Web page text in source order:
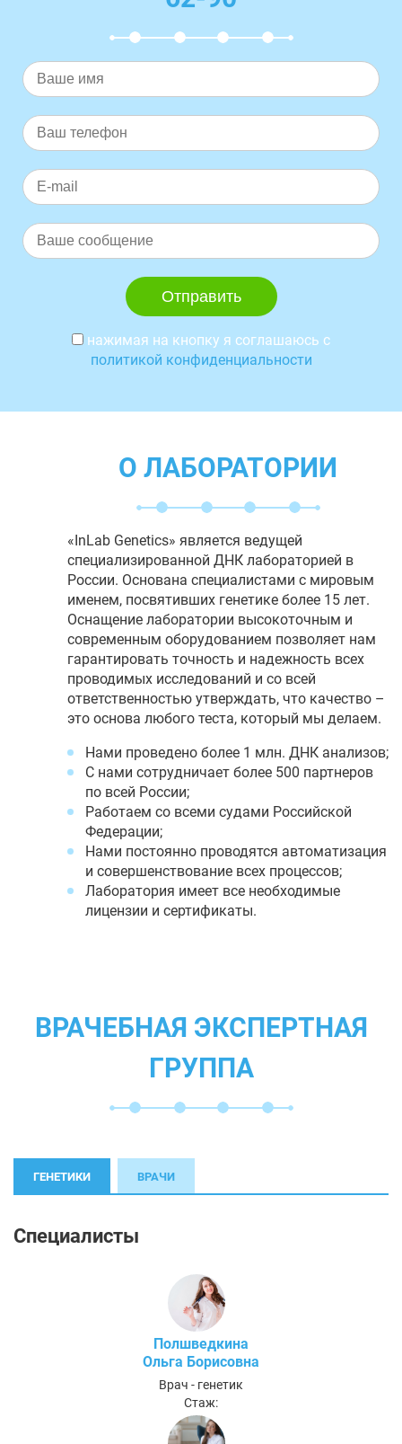
нажимая на кнопку я соглашаюсь с
политикой конфиденциальности
О ЛАБОРАТОРИИ
«InLab Genetics» является ведущей
специализированной ДНК лабораторией в
России. Основана специалистами с мировым
именем, посвятивших генетике более 15 лет.
Оснащение лаборатории высокоточным и
современным оборудованием позволяет нам
гарантировать точность и надежность всех
проводимых исследований и со всей
ответственностью утверждать, что качество –
это основа любого теста, который мы делаем.
Нами проведено более 1 млн. ДНК анализов;
С нами сотрудничает более 500 партнеров
по всей России;
Работаем со всеми судами Российской
Федерации;
Нами постоянно проводятся автоматизация
и совершенствование всех процессов;
Лаборатория имеет все необходимые
лицензии и сертификаты.
ВРАЧЕБНАЯ ЭКСПЕРТНАЯ
ГРУППА
ГЕНЕТИКИ ВРАЧИ
Специалисты
Полшведкина
Ольга Борисовна
Врач - генетик
Стаж: